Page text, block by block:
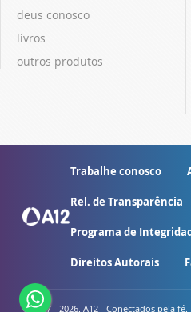
deus conosco
livros
outros produtos
Trabalhe conosco
Rel. de Transparência
Programa de
Direitos Autorais
© 2007 - 2026. A12 - Conectados pela fé.